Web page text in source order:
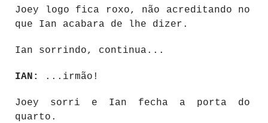
Joey logo fica roxo, não acreditando no
que Ian acabara de lhe dizer.
Ian sorrindo, continua...
IAN: ...irmão!
Joey sorri e Ian fecha a porta do
quarto.